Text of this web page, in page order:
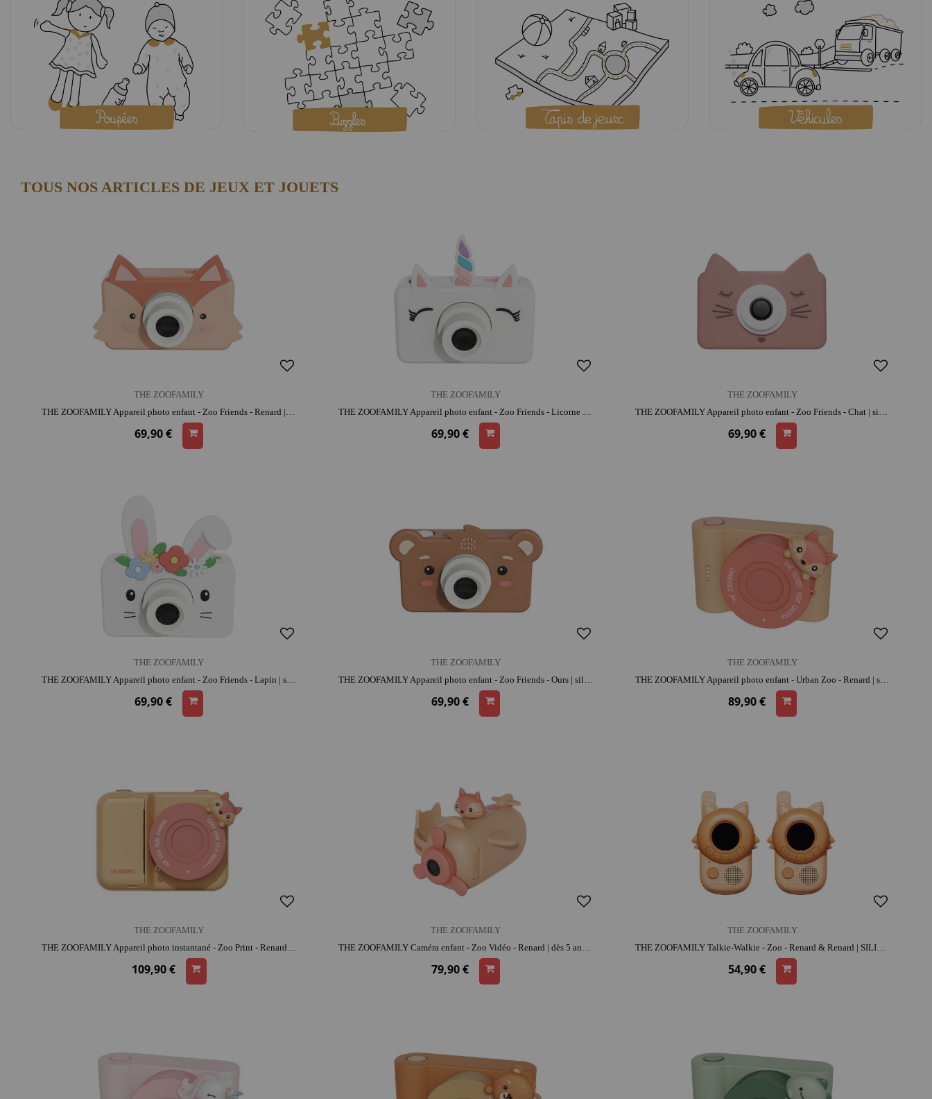
TOUS NOS ARTICLES DE JEUX ET JOUETS
THE ZOOFAMILY
THE ZOOFAMILY Appareil photo enfant - Zoo Friends - Renard | silicone | Dès 3 ans | activité créative | résistant aux chocs
69,90 €
THE ZOOFAMILY
THE ZOOFAMILY Appareil photo enfant - Zoo Friends - Licorne | silicone | dès 3 ans | activité créative | résistant aux chocs
69,90 €
THE ZOOFAMILY
THE ZOOFAMILY Appareil photo enfant - Zoo Friends - Chat | silicone | dès 3 ans | activité créative | résistant aux chocs
69,90 €
THE ZOOFAMILY
THE ZOOFAMILY Appareil photo enfant - Zoo Friends - Lapin | silicone | dès 3 ans | activité créative | résistant aux chocs
69,90 €
THE ZOOFAMILY
THE ZOOFAMILY Appareil photo enfant - Zoo Friends - Ours | silicone | dès 3 ans | activité créative | résistant aux chocs
69,90 €
THE ZOOFAMILY
THE ZOOFAMILY Appareil photo enfant - Urban Zoo - Renard | silicone | dès 5 ans | activité créative | résistant aux chocs
89,90 €
THE ZOOFAMILY
THE ZOOFAMILY Appareil photo instantané - Zoo Print - Renard | dès 5 ans | activité créative | moment convivial
109,90 €
THE ZOOFAMILY
THE ZOOFAMILY Caméra enfant - Zoo Vidéo - Renard | dès 5 ans | activité créative | résistant aux chocs | moment convivial
79,90 €
THE ZOOFAMILY
THE ZOOFAMILY Talkie-Walkie - Zoo - Renard & Renard | SILICONE | dès 3 ans | activité plein air | esprit d'équipe | résistant
54,90 €